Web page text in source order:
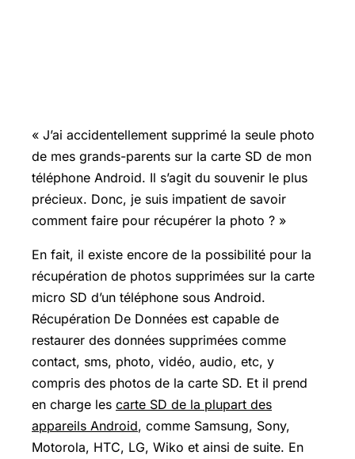
« J’ai accidentellement supprimé la seule photo
de mes grands-parents sur la carte SD de mon
téléphone Android. Il s’agit du souvenir le plus
précieux. Donc, je suis impatient de savoir
comment faire pour récupérer la photo ? »
En fait, il existe encore de la possibilité pour la
récupération de photos supprimées sur la carte
micro SD d’un téléphone sous Android.
Récupération De Données est capable de
restaurer des données supprimées comme
contact, sms, photo, vidéo, audio, etc, y
compris des photos de la carte SD. Et il prend
en charge les carte SD de la plupart des
appareils Android, comme Samsung, Sony,
Motorola, HTC, LG, Wiko et ainsi de suite. En